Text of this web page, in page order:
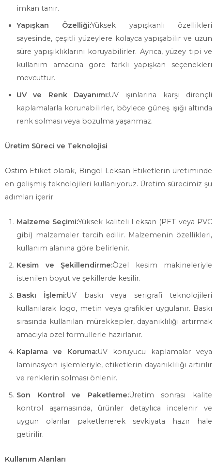
imkan tanır.
Yapışkan Özelliği:Yüksek yapışkanlı özellikleri
sayesinde, çeşitli yüzeylere kolayca yapışabilir ve uzun
süre yapışıklıklarını koruyabilirler. Ayrıca, yüzey tipi ve
kullanım amacına göre farklı yapışkan seçenekleri
mevcuttur.
UV ve Renk Dayanımı:UV ışınlarına karşı dirençli
kaplamalarla korunabilirler, böylece güneş ışığı altında
renk solması veya bozulma yaşanmaz.
Üretim Süreci ve Teknolojisi
Ostim Etiket olarak, Bingöl Leksan Etiketlerin üretiminde
en gelişmiş teknolojileri kullanıyoruz. Üretim sürecimiz şu
adımları içerir:
Malzeme Seçimi:Yüksek kaliteli Leksan (PET veya PVC
gibi) malzemeler tercih edilir. Malzemenin özellikleri,
kullanım alanına göre belirlenir.
Kesim ve Şekillendirme:Özel kesim makineleriyle
istenilen boyut ve şekillerde kesilir.
Baskı İşlemi:UV baskı veya serigrafi teknolojileri
kullanılarak logo, metin veya grafikler uygulanır. Baskı
sırasında kullanılan mürekkepler, dayanıklılığı artırmak
amacıyla özel formüllerle hazırlanır.
Kaplama ve Koruma:UV koruyucu kaplamalar veya
laminasyon işlemleriyle, etiketlerin dayanıklılığı artırılır
ve renklerin solması önlenir.
Son Kontrol ve Paketleme:Üretim sonrası kalite
kontrol aşamasında, ürünler detaylıca incelenir ve
uygun olanlar paketlenerek sevkiyata hazır hale
getirilir.
Kullanım Alanları